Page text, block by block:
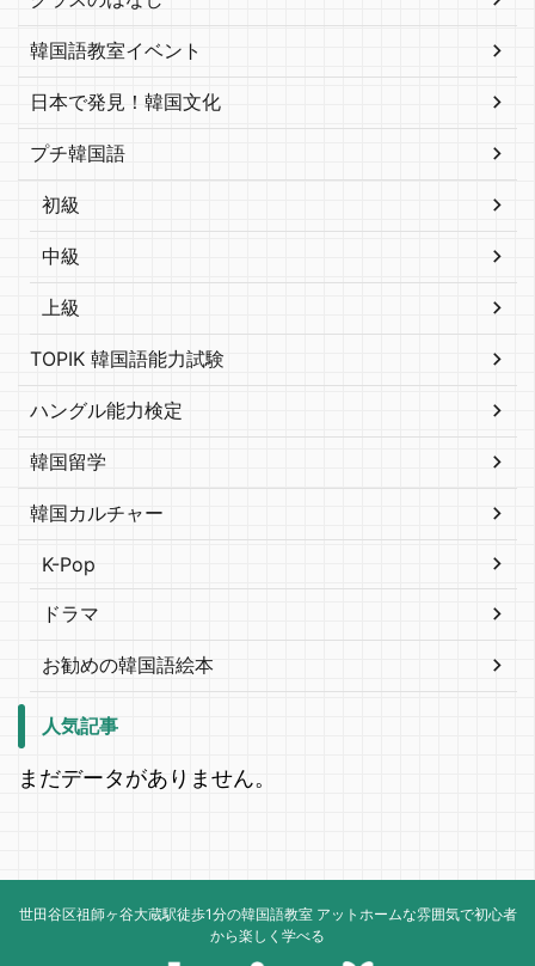
韓国語教室イベント
日本で発見！韓国文化
プチ韓国語
初級
中級
上級
TOPIK 韓国語能力試験
ハングル能力検定
韓国留学
韓国カルチャー
K-Pop
ドラマ
お勧めの韓国語絵本
人気記事
まだデータがありません。
世田谷区祖師ヶ谷大蔵駅徒歩1分の韓国語教室 アットホームな雰囲気で初心者
から楽しく学べる